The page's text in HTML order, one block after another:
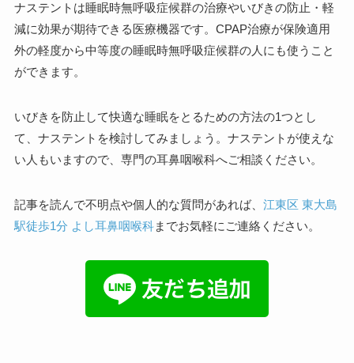
ナステントは睡眠時無呼吸症候群の治療やいびきの防止・軽
減に効果が期待できる医療機器です。CPAP治療が保険適用
外の軽度から中等度の睡眠時無呼吸症候群の人にも使うこと
ができます。
いびきを防止して快適な睡眠をとるための方法の1つとし
て、ナステントを検討してみましょう。ナステントが使えな
い人もいますので、専門の耳鼻咽喉科へご相談ください。
記事を読んで不明点や個人的な質問があれば、 江東区 東大島
駅徒歩1分 よし耳鼻咽喉科までお気軽にご連絡ください。